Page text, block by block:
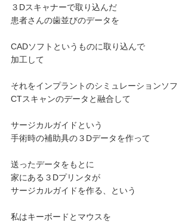
３Dスキャナーで取り込んだ
患者さんの歯並びのデータを
CADソフトというものに取り込んで
加工して
それをインプラントのシミュレーションソ
CTスキャンのデータと融合して
サージカルガイドという
手術時の補助具の３Dデータを作って
送ったデータをもとに
家にある３Dプリンタが
サージカルガイドを作る、という
私はキーボードとマウスを